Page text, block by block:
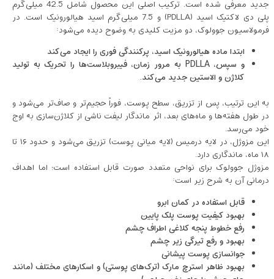
جدید معرفی شده است. ترکیب اصلی این محصول شامل 42.5 میلی‌گرم
پلی ‌دی ‌لاکتیک اسید (PDLLA) و 7.5 میلی‌گرم اسید هیالورونیک است. در
فرمولاسیون جوولوک، دو مزیت کلیدی به وضوح دیده می‌شود:
ابتدا ماده هیالورونیک اسید، پرکنندگی فوری را ایجاد می‌کند
و سپس، PDLLA به مرور زمان، فیبروبلاست‌ها را تحریک به تولید
کلاژن و الاستین جدید می‌کند.
به این ترتیب، پس از تزریق، سطح پوست، فوراً حجیم‌تر و صاف‌تر می‌شود و
در طول هفته‌ها و ماه‌های بعد، اثر ماندگار لیفت ناشی از کلاژن‌سازی به اوج
خود می‌رسد.
این مزوژل، در لایه درمیس (لایه میانی پوست) تزریق می‌شود و حدود ۱۶ تا
۱۸ ماه، ماندگاری دارد.
مزوژل جوولوک برای نواحی متعدد صورت قابل استفاده است؛ اما اهداف
درمانی آن به شرح زیر است:
قابل استفاده در کمان ابرو
بهبود کیفیت پوست پلک پایین
رفع خطوط پنجه کلاغی اطراف چشم
بهبود و رفع تیرگی زیر چشم
جوانسازی پوست پیشانی
بهبود ظاهر استرچ مارک (ترک‌های پوستی) و اسکارهای مختلف (مانند